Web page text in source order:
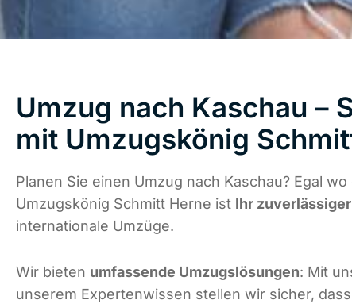
Umzug nach Kaschau –
mit Umzugskönig
Planen Sie einen Umzug nach Kaschau? Egal
Umzugskönig Schmitt Herne ist Ihr
internationale Umzüge.
Wir bieten umfassende Umzugslösungen: Mit
unserem Expertenwissen stellen wir sicher,